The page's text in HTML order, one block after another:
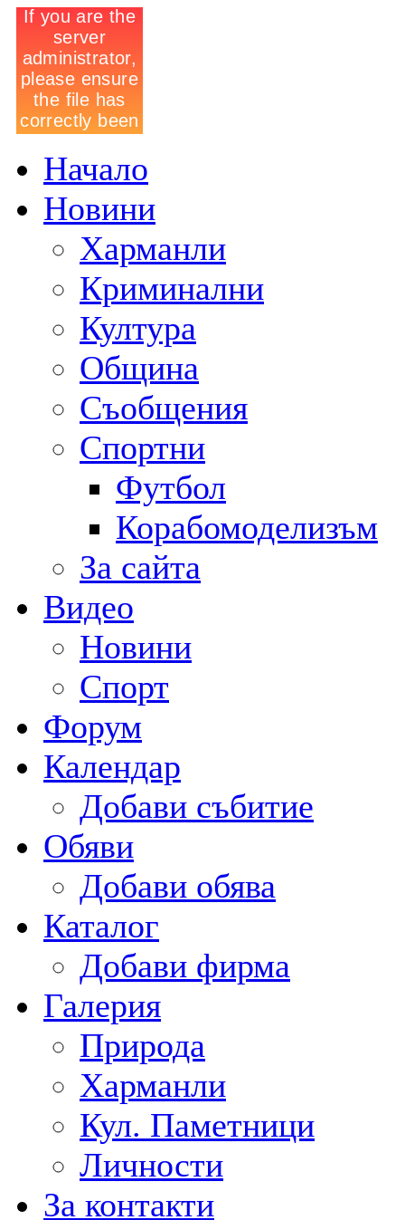
Начало
Новини
Харманли
Криминални
Култура
Община
Съобщения
Спортни
Футбол
Корабомоделизъм
За сайта
Видео
Новини
Спорт
Форум
Календар
Добави събитие
Обяви
Добави обява
Каталог
Добави фирма
Галерия
Природа
Харманли
Кул. Паметници
Личности
За контакти